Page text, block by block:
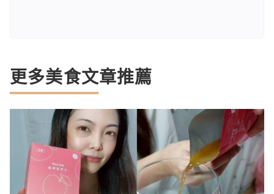
更多美食文章推薦